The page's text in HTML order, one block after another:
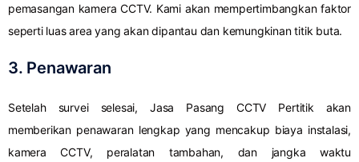
pemasangan kamera CCTV. Kami akan mempertimbangkan faktor
seperti luas area yang akan dipantau dan kemungkinan titik buta.
3. Penawaran
Setelah survei selesai, Jasa Pasang CCTV Pertitik akan
memberikan penawaran lengkap yang mencakup biaya instalasi,
kamera CCTV, peralatan tambahan, dan jangka waktu